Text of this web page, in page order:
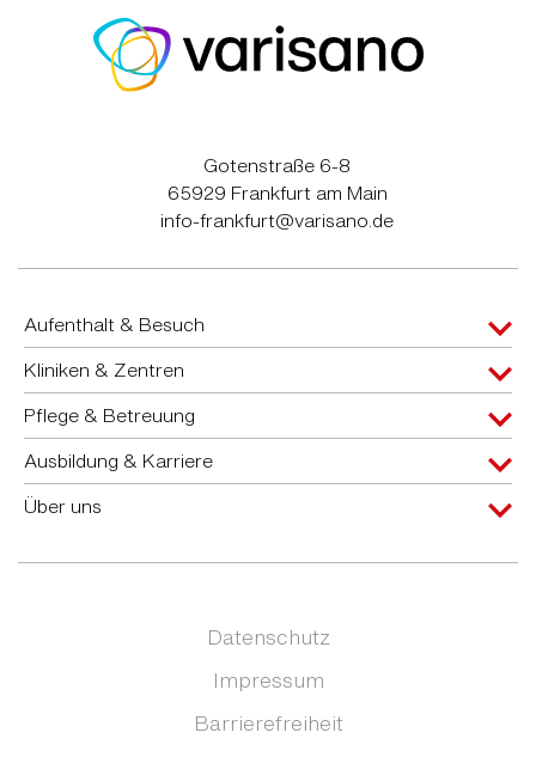
Gotenstraße 6-8
65929 Frankfurt am Main
info-frankfurt@varisano.de
Aufenthalt & Besuch
Kliniken & Zentren
Pflege & Betreuung
Ausbildung & Karriere
Über uns
Datenschutz
Impressum
Barrierefreiheit